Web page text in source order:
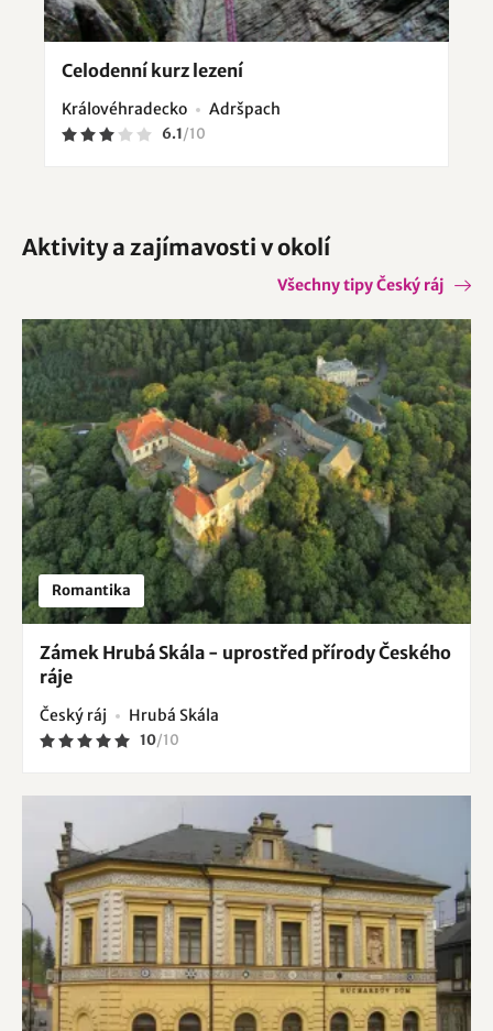
Celodenní kurz lezení
Královéhradecko Adršpach
6.1/10
Aktivity a zajímavosti v okolí
Všechny tipy Český ráj
Romantika
Zámek Hrubá Skála - uprostřed přírody Českého
ráje
Český ráj Hrubá Skála
10/10